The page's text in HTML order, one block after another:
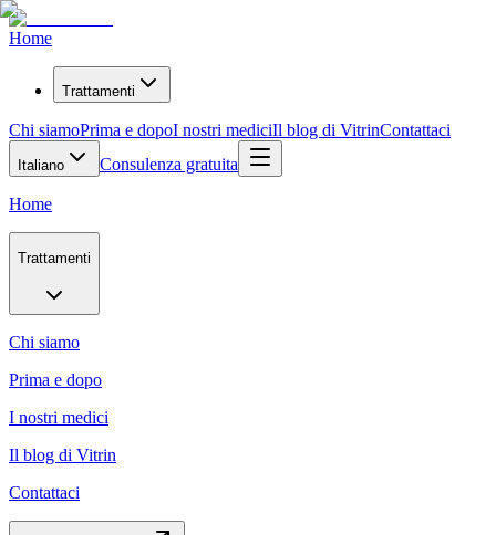
Home
Trattamenti
Chi siamoPrima e dopoI nostri mediciIl blog di VitrinContattaci
Italiano Consulenza gratuita
Home
Trattamenti
Chi siamo
Prima e dopo
I nostri medici
Il blog di Vitrin
Contattaci